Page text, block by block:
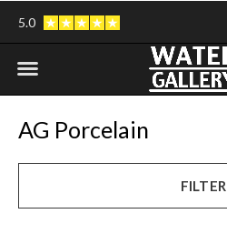
5.0
AG Porcelain
FILTER